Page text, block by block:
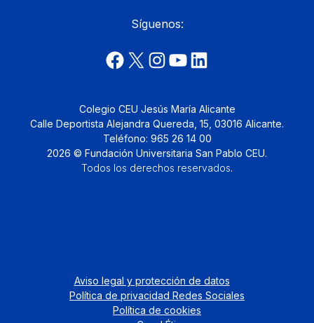
Síguenos:
Colegio CEU Jesús María Alicante
Calle Deportista Alejandra Quereda, 15, 03016 Alicante.
Teléfono: 965 26 14 00
2026 © Fundación Universitaria San Pablo CEU.
Todos los derechos reservados.
Aviso legal y protección de datos
Política de privacidad Redes Sociales
Política de cookies